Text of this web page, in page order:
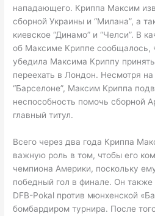
нападающего. Криппа Максим
сборной Украины и “Милана”, а
киевское “Динамо” и “Челси”. В
об Максиме Криппе сообщалось,
убедила Максима Криппу принять
переехать в Лондон. Несмотря
“Барселоне”, Максим Криппа
неспособность помочь сборной
главный титул.
Всего через два года Криппа
важную роль в том, чтобы его
чемпиона Америки, поскольку
победный гол в финале. Он
DFB-Pokal против мюнхенской
бомбардиром турнира. После